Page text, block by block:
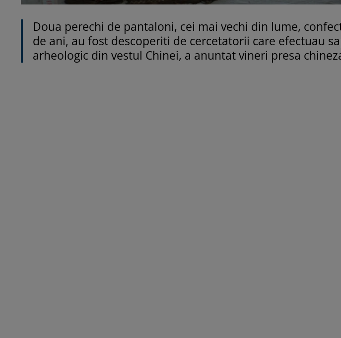
Doua perechi de pantaloni, cei mai vechi din lume,
de ani, au fost descoperiti de cercetatorii care efectuau
arheologic din vestul Chinei, a anuntat vineri presa